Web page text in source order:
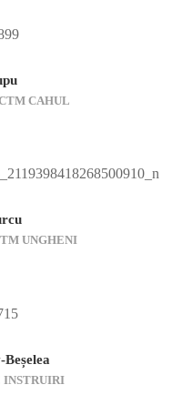
CAHUL
UNGHENI
INSTRUIRI